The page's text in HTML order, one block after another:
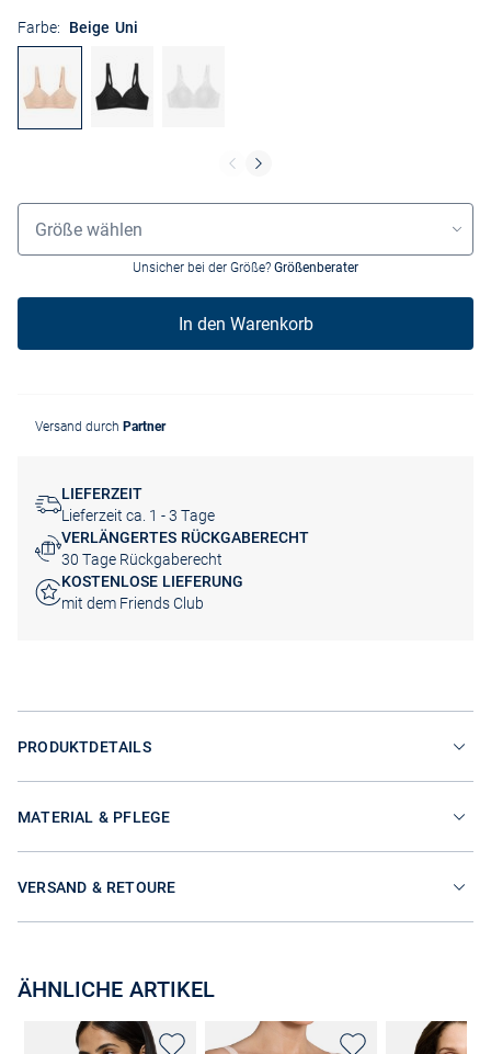
Farbe: Beige Uni
Größenauswahl
Größe wählen
Unsicher bei der Größe? Größenberater
In den Warenkorb
Versand durch Partner
LIEFERZEIT
Lieferzeit ca. 1 - 3 Tage
VERLÄNGERTES RÜCKGABERECHT
30 Tage Rückgaberecht
KOSTENLOSE LIEFERUNG
mit dem Friends Club
PRODUKTDETAILS
MATERIAL & PFLEGE
VERSAND & RETOURE
ÄHNLICHE ARTIKEL